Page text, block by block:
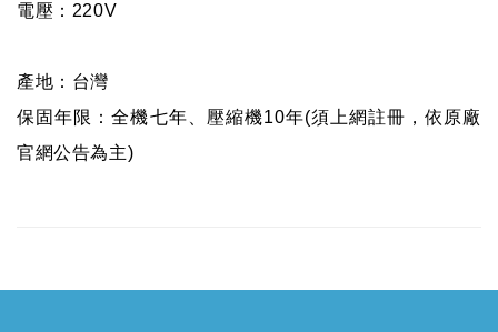
電壓：220V
產地：台灣
保固年限：全機七年、壓縮機10年(須上網註冊，依原廠
官網公告為主)